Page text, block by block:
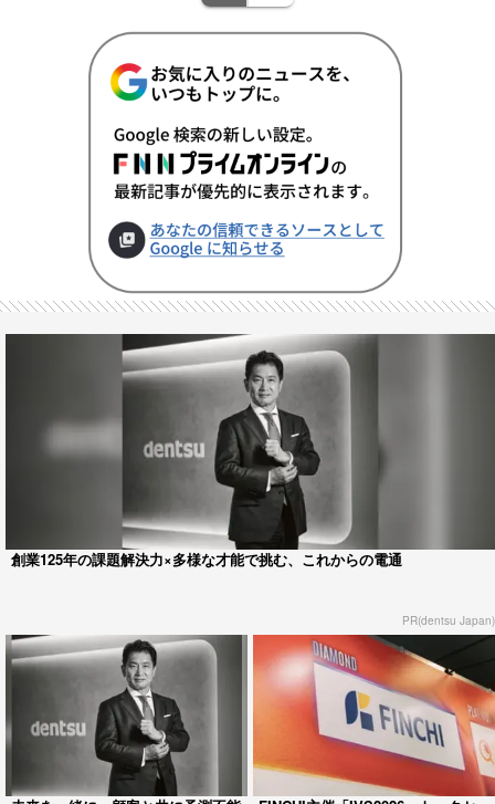
創業125年の課題解決力×多様な才能で挑む、これからの電通
PR(dentsu Japan)